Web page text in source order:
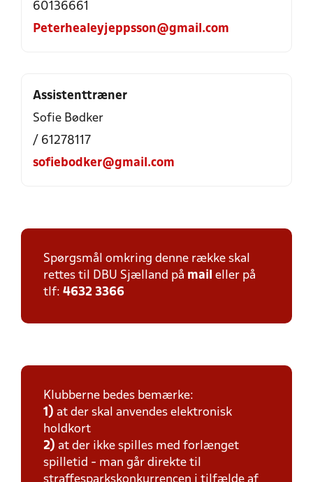
60136661
Peterhealeyjeppsson@gmail.com
Assistenttræner
Sofie Bødker
/ 61278117
sofiebodker@gmail.com
Spørgsmål omkring denne række skal
rettes til DBU Sjælland på mail eller på
tlf: 4632 3366
Klubberne bedes bemærke:
1) at der skal anvendes elektronisk
holdkort
2) at der ikke spilles med forlænget
spilletid - man går direkte til
straffesparkskonkurrencen i tilfælde af